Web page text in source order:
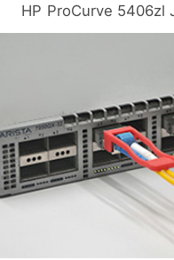
HP ProCurve 5406zl